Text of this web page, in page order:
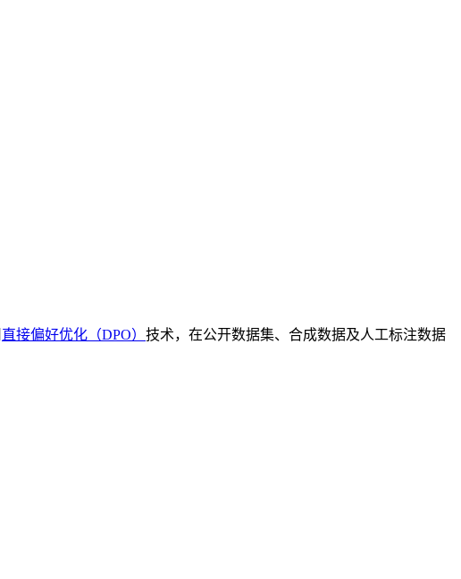
直接偏好优化（DPO） 技术，在公开数据集、合成数据及人工标注数据